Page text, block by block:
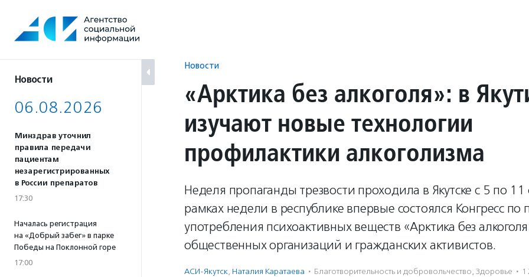
содержанию
Новости
06.08.2026
Минздрав уточнил
правила передачи
пациентам
незарегистрированных
в России препаратов
17:30
Началась регистрация
на «Добрый забег» в парке
Победы на Поклонной горе
17:00
Новости
«Арктика без алкоголя»: в
изучают новые технологии
профилактики алкоголизма
Неделя пропаганды трезвости проходила в Якутске с 5 по 11
рамках недели в республике впервые состоялся Конгресс по
употребления психоактивных веществ «Арктика без
общественных организаций и гражданских активистов.
АСИ-Якутск, Наталия Каратаева · Благотвори­тель­ность и доброволь­чест­во, Здоровье ·